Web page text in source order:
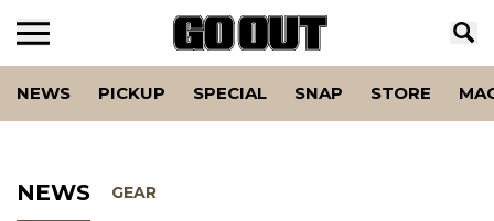
NEWS PICKUP SPECIAL SNAP STORE
NEWS GEAR